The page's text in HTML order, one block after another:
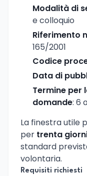
Modalità di
e colloquio
Riferimento
165/2001
Codice
Data di
Termine per
domande: 6
La finestra utile
per trenta
standard
volontaria.
Requisiti richiesti